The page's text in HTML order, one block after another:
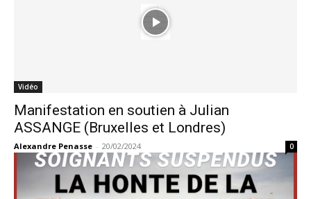
Vidéo
Manifestation en soutien à Julian
ASSANGE (Bruxelles et Londres)
Alexandre Penasse - 20/02/2024 0